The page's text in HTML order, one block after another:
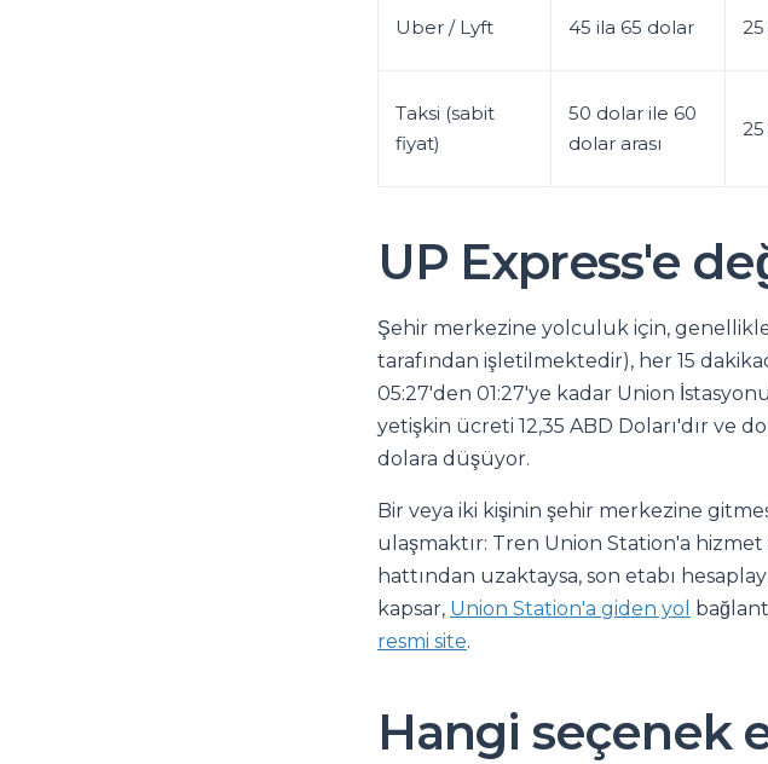
Uber / Lyft 45 ila 65 dolar
Taksi (sabit
fiyat)
50 dolar ile 60
dolar arası
UP Express'e
Şehir merkezine yolculuk için,
tarafından işletilmektedir), her 15
05:27'den 01:27'ye kadar Union
yetişkin ücreti 12,35 ABD Doları'dır ve
dolara düşüyor.
Bir veya iki kişinin şehir merkezine
ulaşmaktır: Tren Union Station'a
hattından uzaktaysa, son etabı
kapsar, Union Station'a giden yol
resmi site.
Hangi seçenek